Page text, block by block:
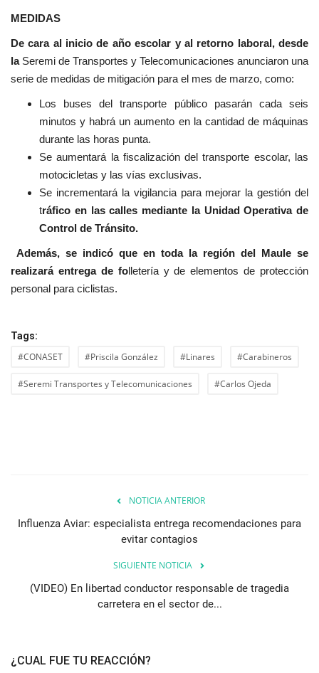
MEDIDAS
De cara al inicio de año escolar y al retorno laboral, desde
laSeremi de Transportes y Telecomunicaciones anunciaron una
serie de medidas de mitigación para el mes de marzo, como:
Los buses del transporte público pasarán cada seis
minutos y habrá un aumento en la cantidad de máquinas
durante las horas punta.
Se aumentará la fiscalización del transporte escolar, las
motocicletas y las vías exclusivas.
Se incrementará la vigilancia para mejorar la gestión del
tráfico en las calles mediante la Unidad Operativa de
Control de Tránsito.
Además, se indicó que en toda la región del Maule se
realizará entrega de folletería y de elementos de protección
personal para ciclistas.
Tags:
#CONASET #Priscila González #Linares #Carabineros
#Seremi Transportes y Telecomunicaciones #Carlos Ojeda
NOTICIA ANTERIOR
Influenza Aviar: especialista entrega recomendaciones para
evitar contagios
SIGUIENTE NOTICIA
(VIDEO) En libertad conductor responsable de tragedia
carretera en el sector de...
¿CUAL FUE TU REACCIÓN?